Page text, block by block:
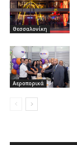
Θεσσαλονίκη
Αεροπορικά